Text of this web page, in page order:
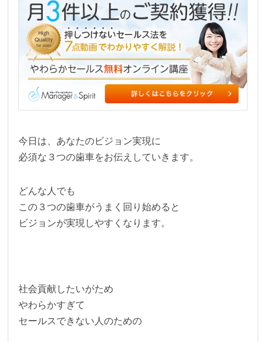
今日は、あなたのビジョン実現に
必須な３つの歯車をお伝えしていきます。
どんな人でも
この３つの歯車がうまく回り始めると
ビジョンが実現しやすくなります。
社会貢献したいがため
やわらかすぎて
セールスできない人のための